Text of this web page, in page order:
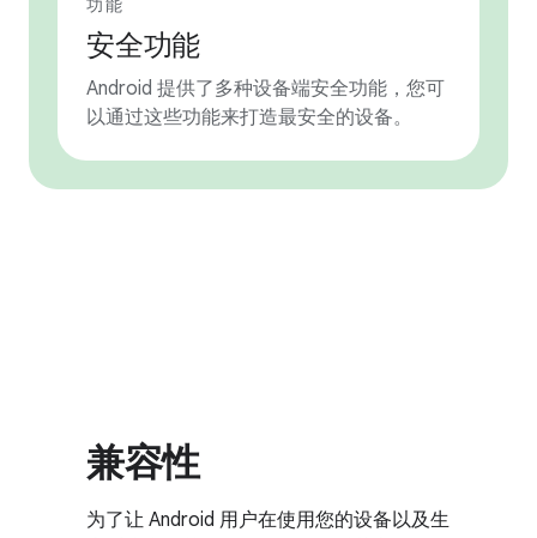
功能
安全功能
Android 提供了多种设备端安全功能，您可
以通过这些功能来打造最安全的设备。
兼容性
为了让 Android 用户在使用您的设备以及生